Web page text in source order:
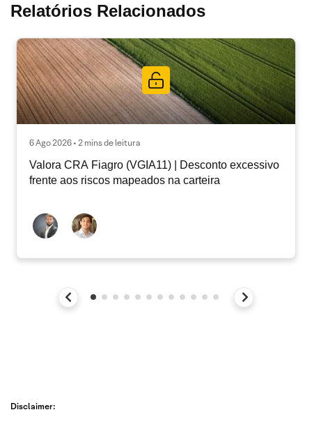
Relatórios Relacionados
6 Ago 2026 • 2 mins de leitura
Valora CRA Fiagro (VGIA11) | Desconto excessivo
frente aos riscos mapeados na carteira
Disclaimer: